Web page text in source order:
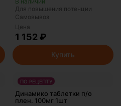
Для повышения потенции
Самовывоз
Цена
1 152 ₽
Купить
ПО РЕЦЕПТУ
Динамико таблетки п/о
плен. 100мг 1шт